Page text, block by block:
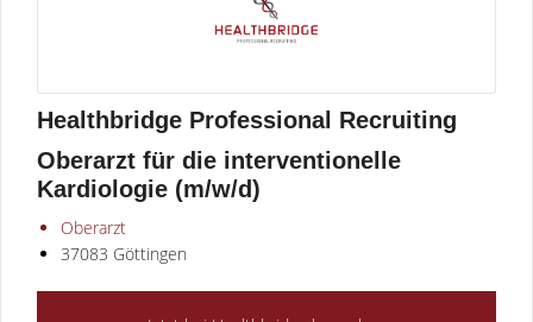
Healthbridge Professional Recruiting
Oberarzt für die interventionelle
Kardiologie (m/w/d)
Oberarzt
37083 Göttingen